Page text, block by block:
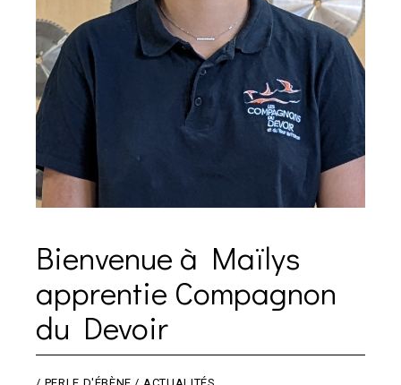
Bienvenue à Maïlys
apprentie Compagnon
du Devoir